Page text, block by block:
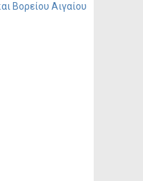
Βορείου Αιγαίου